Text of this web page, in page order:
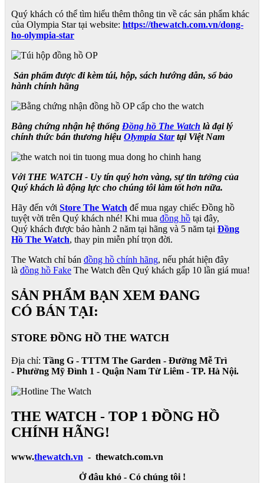
Quý khách có thể tìm hiểu thêm thông tin về các sản phẩm khác
của Olympia Star tại website: https://thewatch.com.vn/dong-
ho-olympia-star
Sản phẩm được đi kèm túi, hộp, sách hướng dẫn, sổ bảo
hành chính hãng
Bằng chứng nhận hệ thống Đồng hồ The Watch là đại lý
chính thức bán thương hiệu Olympia Startại Việt Nam
Với THE WATCH - Uy tín quý hơn vàng, sự tin tưởng của
Quý khách là động lực cho chúng tôi làm tốt hơn nữa.
Hãy đến với Store The Watch để mua ngay chiếc Đồng hồ
tuyệt vời trên Quý khách nhé! Khi mua đồng hồ tại đây,
Quý khách được bảo hành 2 năm tại hãng và 5 năm tại Đồng
Hồ The Watch, thay pin miễn phí trọn đời.
The Watch chỉ bán đồng hồ chính hãng, nếu phát hiện đây
là đồng hồ Fake The Watch đền Quý khách gấp 10 lần giá mua!
SẢN PHẨM BẠN XEM ĐANG
CÓ BÁN TẠI:
STORE ĐỒNG HỒ THE WATCH
Địa chỉ: Tầng G - TTTM The Garden - Đường Mễ Trì
- Phường Mỹ Đình 1 - Quận Nam Từ Liêm - TP. Hà Nội.
THE WATCH - TOP 1 ĐỒNG HỒ
CHÍNH HÃNG!
www.thewatch.vn - thewatch.com.vn
Ở đâu khó - Có chúng tôi !